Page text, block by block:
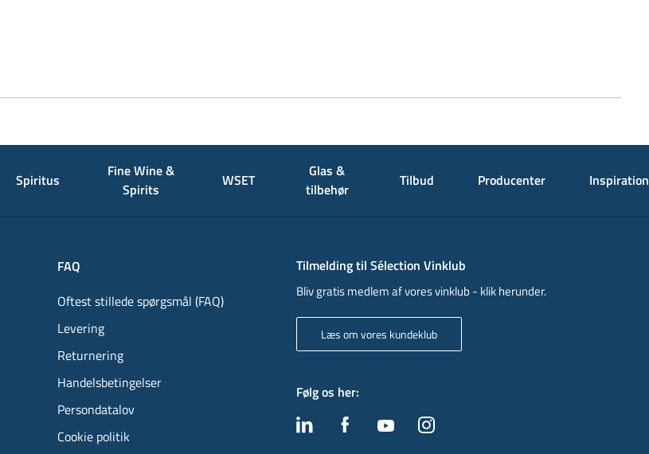
Spiritus
Fine Wine &
Spirits
WSET
Glas &
tilbehør
Tilbud Producenter Inspiration
FAQ
Oftest stillede spørgsmål (FAQ)
Levering
Returnering
Handelsbetingelser
Persondatalov
Cookie politik
Tilmelding til Sélection Vinklub
Bliv gratis medlem af vores vinklub - klik herunder.
Læs om vores kundeklub
Følg os her: